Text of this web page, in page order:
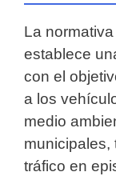
La
establece
con el
a los
medio
municipales,
tráfico en